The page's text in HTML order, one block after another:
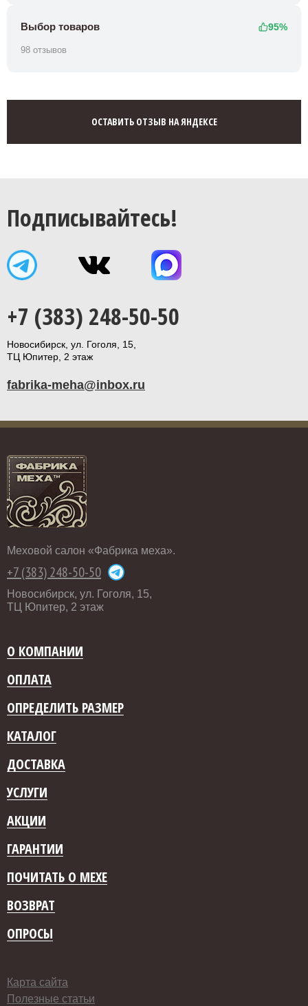
Выбор товаров 95%
98 отзывов
ОСТАВИТЬ ОТЗЫВ НА ЯНДЕКСЕ
Подписывайтесь!
+7 (383) 248-50-50
Новосибирск, ул. Гоголя, 15,
ТЦ Юпитер, 2 этаж
fabrika-meha@inbox.ru
Меховой салон «Фабрика меха».
+7 (383) 248-50-50
Новосибирск, ул. Гоголя, 15,
ТЦ Юпитер, 2 этаж
О КОМПАНИИ
ОПЛАТА
ОПРЕДЕЛИТЬ РАЗМЕР
КАТАЛОГ
ДОСТАВКА
УСЛУГИ
АКЦИИ
ГАРАНТИИ
ПОЧИТАТЬ О МЕХЕ
ВОЗВРАТ
ОПРОСЫ
Карта сайта
Полезные статьи